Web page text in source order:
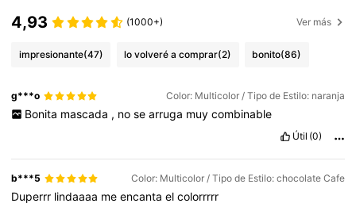
4,93 (1000+) Ver más
impresionante(47) lo volveré a comprar(2) bonito(86)
g***o Color: Multicolor / Tipo de Estilo: naranja
Bonita mascada , no se arruga muy combinable
Útil (0)
b***5 Color: Multicolor / Tipo de Estilo: chocolate Cafe
Duperrr lindaaaa meencantaelcolorrrrr